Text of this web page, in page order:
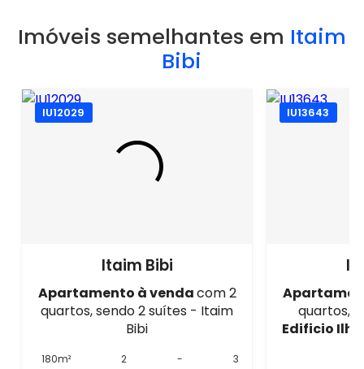
Imóveis semelhantes em Itaim
Bibi
IU12029
Itaim Bibi
Apartamento à vendacom 2
quartos, sendo 2 suítes - Itaim
Bibi
180m² 2 - 3
IU13643
quartos,
Edificio